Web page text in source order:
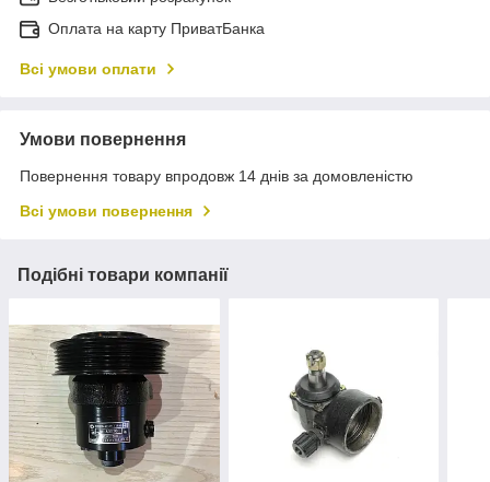
Оплата на карту ПриватБанка
Всі умови оплати
Умови повернення
Повернення товару впродовж 14 днів за домовленістю
Всі умови повернення
Подібні товари компанії